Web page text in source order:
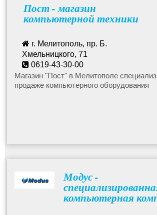
Пост - магазин
компьютерной техники
г. Мелитополь, пр. Б.
Хмельницкого, 71
0619-43-30-00
post.melitopol@yandex.ru
Магазин "Пост" в Мелитополе
продаже компьютерного оборудования
Модус -
компьютерная